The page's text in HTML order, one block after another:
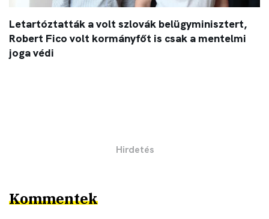
Letartóztatták a volt szlovák belügyminisztert,
Robert Fico volt kormányfőt is csak a mentelmi
joga védi
Kommentek